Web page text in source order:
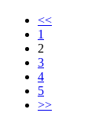
<<
1
2
3
4
5
>>